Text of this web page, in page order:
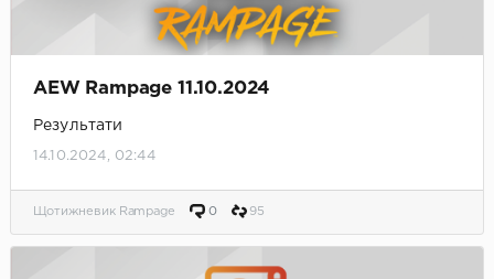
AEW Rampage 11.10.2024
Результати
14.10.2024, 02:44
Щотижневик Rampage 0 95